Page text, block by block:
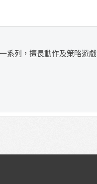
系列，擅長動作及策略遊戲